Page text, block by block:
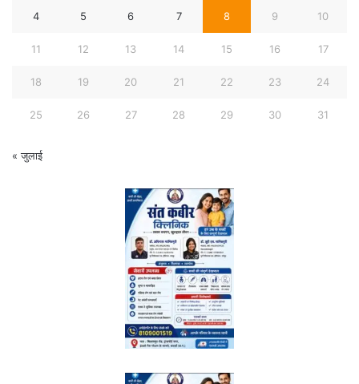
4 5 6 7 8 9 10
11 12 13 14 15 16 17
18 19 20 21 22 23 24
25 26 27 28 29 30 31
« जुलाई